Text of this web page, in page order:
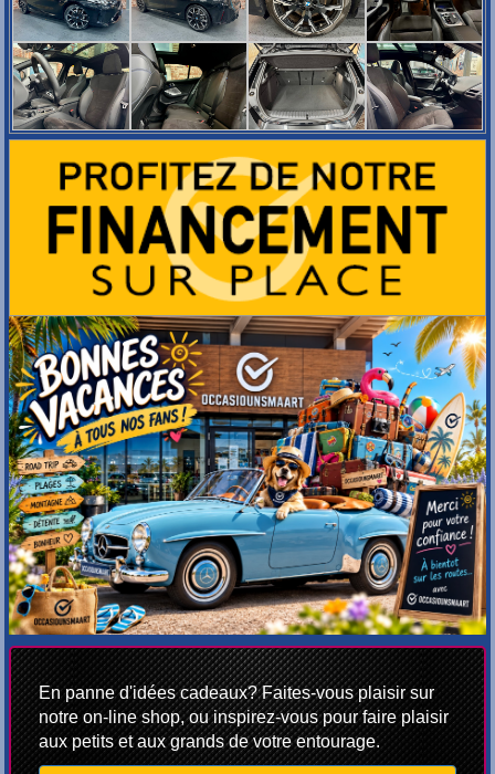
En panne d'idées cadeaux? Faites-vous plaisir sur
notre on-line shop, ou inspirez-vous pour faire plaisir
aux petits et aux grands de votre entourage.